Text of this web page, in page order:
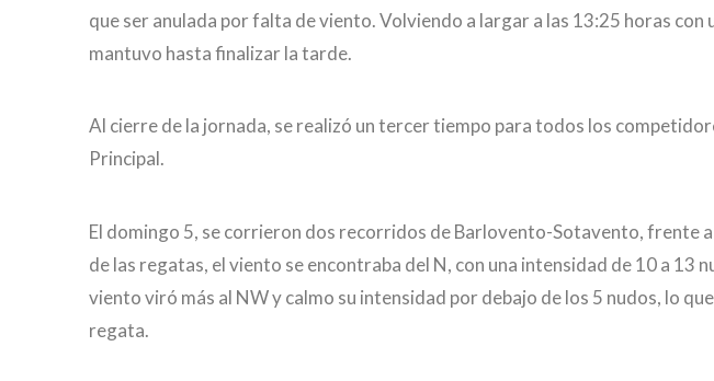
que ser anulada por falta de viento. Volviendo a largar a las 13:25 horas con
mantuvo hasta finalizar la tarde.
Al cierre de la jornada, se realizó un tercer tiempo para todos los
Principal.
El domingo 5, se corrieron dos recorridos de Barlovento-Sotavento, frente
de las regatas, el viento se encontraba del N, con una intensidad de 10 a 13
viento viró más al NW y calmo su intensidad por debajo de los 5 nudos, lo
regata.